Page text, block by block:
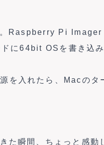
Raspberry Pi Imager
に64bit OSを書き込
を入れたら、Macのタ
た瞬間、ちょっと感動